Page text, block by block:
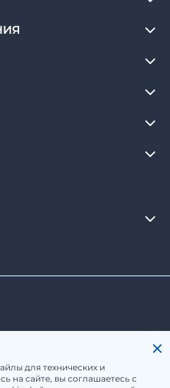
для технических и
на сайте, вы соглашаетесь с